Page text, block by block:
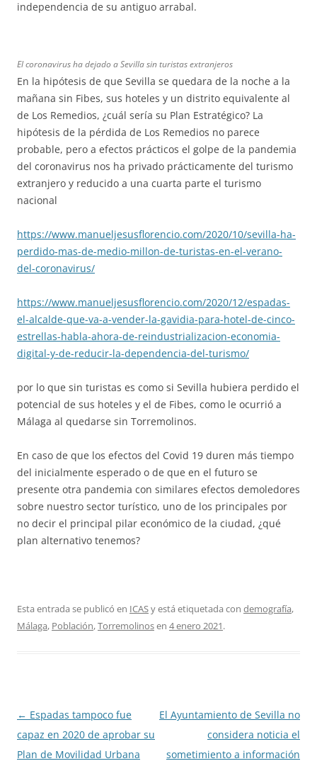
independencia de su antiguo arrabal.
El coronavirus ha dejado a Sevilla sin turistas extranjeros
En la hipótesis de que Sevilla se quedara de la noche a la
mañana sin Fibes, sus hoteles y un distrito equivalente al
de Los Remedios, ¿cuál sería su Plan Estratégico? La
hipótesis de la pérdida de Los Remedios no parece
probable, pero a efectos prácticos el golpe de la pandemia
del coronavirus nos ha privado prácticamente del turismo
extranjero y reducido a una cuarta parte el turismo
nacional
https://www.manueljesusflorencio.com/2020/10/sevilla-ha-
perdido-mas-de-medio-millon-de-turistas-en-el-verano-
del-coronavirus/
https://www.manueljesusflorencio.com/2020/12/espadas-
el-alcalde-que-va-a-vender-la-gavidia-para-hotel-de-cinco-
estrellas-habla-ahora-de-reindustrializacion-economia-
digital-y-de-reducir-la-dependencia-del-turismo/
por lo que sin turistas es como si Sevilla hubiera perdido el
potencial de sus hoteles y el de Fibes, como le ocurrió a
Málaga al quedarse sin Torremolinos.
En caso de que los efectos del Covid 19 duren más tiempo
del inicialmente esperado o de que en el futuro se
presente otra pandemia con similares efectos demoledores
sobre nuestro sector turístico, uno de los principales por
no decir el principal pilar económico de la ciudad, ¿qué
plan alternativo tenemos?
Esta entrada se publicó en ICASy está etiquetada con demografía,
Málaga, Población,Torremolinosen 4 enero 2021.
Navegación
de
entradas
← Espadas tampoco fue
capaz en 2020 de aprobar su
Plan de Movilidad Urbana
El Ayuntamiento de Sevilla no
considera noticia el
sometimiento a información